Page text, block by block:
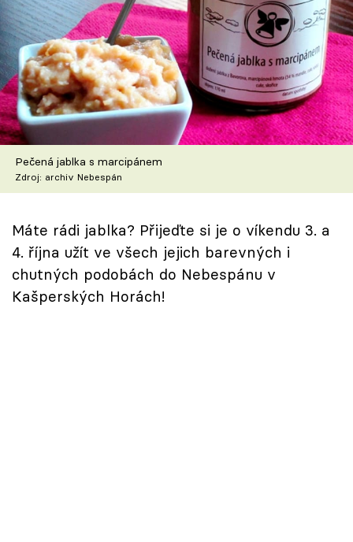
Články
TV Program
Škola vaření
Recepty z TV
Speciál: Cuketa
Sledujte prima+
Přihlášení
Pečená jablka s marcipánem
Zdroj: archiv Nebespán
Máte rádi jablka? Přijeďte si je o víkendu 3. a
4. října užít ve všech jejich barevných i
chutných podobách do Nebespánu v
Kašperských Horách!